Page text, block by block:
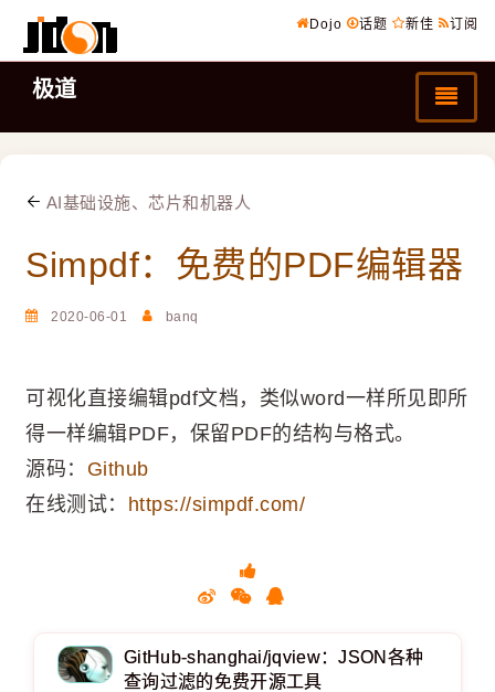
Dojo 话题 新佳 订阅
极道
AI基础设施、芯片和机器人
Simpdf：免费的PDF编辑器
2020-06-01 banq
可视化直接编辑pdf文档，类似word一样所见即所
得一样编辑PDF，保留PDF的结构与格式。
源码： Github
在线测试：
https://simpdf.com/
GitHub-shanghai/jqview：JSON各种
查询过滤的免费开源工具